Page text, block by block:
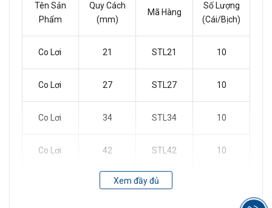
Tên Sản
Phẩm
Quy Cách
(mm)
Mã Hàng
Số Lượng
(Cái/Bịch)
Co Lơi 21 STL21 10
Co Lơi 27 STL27 10
Co Lơi 34 STL34 10
Co Lơi 42 STL42 10
STL49
Xem đầy đủ